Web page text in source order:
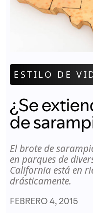
ESTILO DE
¿Se
de
El brote de
en parques de
California está en
drásticamente.
FEBRERO 4, 2015